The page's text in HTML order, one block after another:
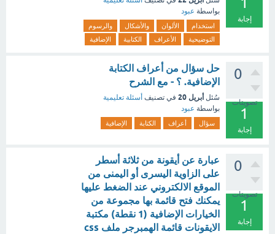
إجابة
بواسطة عبود
استخدام الألوان والأشكال
والرسوم
التوضيحية
الأعراف الكتابية الإضافية
0
تصويتات
1
إجابة
حل سؤال من أعراف الكتابة
الإضافية. ؟ - مع الشرح
سُئل أبريل 20 في تصنيف أسئلة تعليمية
بواسطة عبود
سؤال أعراف الكتابة الإضافية
0
تصويتات
1
إجابة
عبارة عن أيقونة من ثلاثة أسطر
على الزاوية اليسرى أو اليمنى من
الموقع الالكتروني عند الضغط عليها
يمكنك فتح قائمة بها مجموعة من
الخيارات الإضافية (1 نقطة) مكتبة
الايقونات قائمة الهمبرجر ملف css